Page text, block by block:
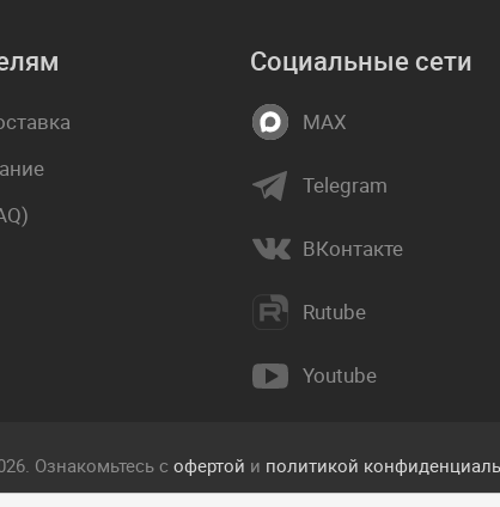
Социальные сети
MAX
Telegram
ВКонтакте
Rutube
Youtube
Ознакомьтесь с офертой и политикой